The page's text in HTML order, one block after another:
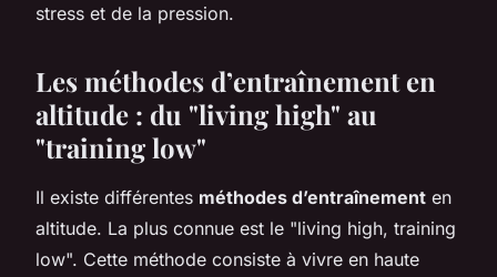
stress et de la pression.
Les méthodes d’entraînement en
altitude : du "living high" au
"training low"
Il existe différentes méthodes d’entraînement en
altitude. La plus connue est le "living high, training
low". Cette méthode consiste à vivre en haute